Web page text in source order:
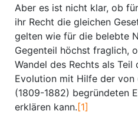
Aber es ist nicht klar, ob
ihr Recht die gleichen
gelten wie für die belebte
Gegenteil höchst fraglich,
Wandel des Rechts als Teil
Evolution mit Hilfe der von
(1809-1882) begründeten
erklären kann. [1]